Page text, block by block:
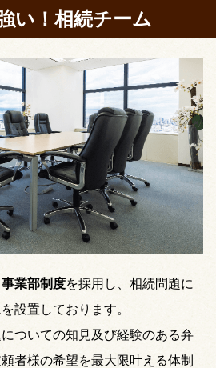
い！相続チーム
事業部制度を採用し、相続問題に
設置しております。
ついての知見及び経験のある弁
者様の希望を最大限叶える体制